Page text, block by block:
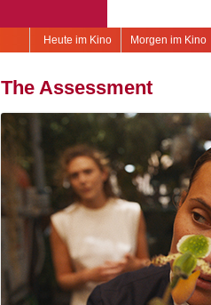
Morgen im Kino
Heute im Kino
The Assessment